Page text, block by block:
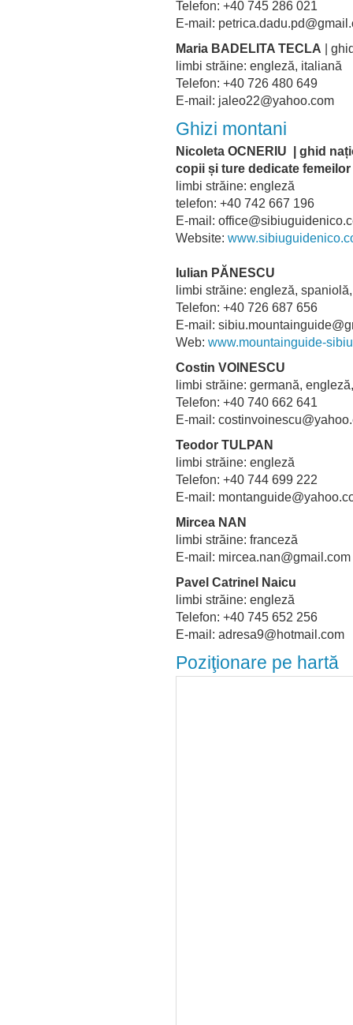
Telefon: +40 745 286 021
E-mail:
Maria BADELITA TECLA |
limbi străine: engleză,
Telefon: +40 726 480 649
E-mail: jaleo22@yahoo.com
Ghizi montani
Nicoleta OCNERIU | ghid
copii și ture dedicate femeilor
limbi străine: engleză
telefon: +40 742 667 196
E-mail:
Website:
Iulian PĂNESCU
limbi străine: engleză,
Telefon: +40 726 687 656
E-mail:
Web: www.mountainguide-
Costin VOINESCU
limbi străine: germană,
Telefon: +40 740 662 641
E-mail:
Teodor TULPAN
limbi străine: engleză
Telefon: +40 744 699 222
E-mail:
Mircea NAN
limbi străine: franceză
E-mail: mircea.nan@gmail.com
Pavel Catrinel Naicu
limbi străine: engleză
Telefon: +40 745 652 256
E-mail: adresa9@hotmail.com
Poziţionare pe hartă